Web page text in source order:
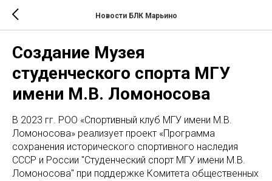
Новости БЛК Марьино
Создание Музея
студенческого спорта МГУ
имени М.В. Ломоносова
В 2023 гг. РОО «Спортивный клуб МГУ имени М.В.
Ломоносова» реализует проект «Программа
сохранения исторического спортивного наследия
СССР и России "Студенческий спорт МГУ имени М.В.
Ломоносова" при поддержке Комитета общественных